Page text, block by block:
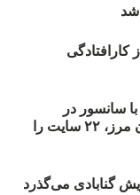
کارافتادگی
با سانسور در
اینترنت: #آزادی هم‌آیند گزارشگران‌ بدون مرز، ۲۲ سایت را
گنابادی می‌گذرد